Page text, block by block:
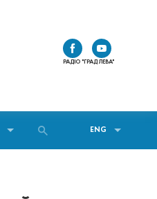
РАДІО "ГРАД ЛЕВА"
ENG